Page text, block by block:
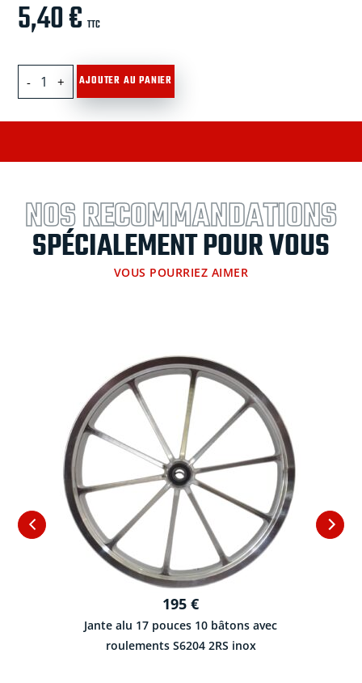
5,40€ TTC
à
AJOUTER AU PANIER
NOS RECOMMANDATIONS
SPÉCIALEMENT POUR VOUS
VOUS POURRIEZ AIMER
195€
Jante alu 17 pouces 10 bâtons avec
roulements S6204 2RS inox